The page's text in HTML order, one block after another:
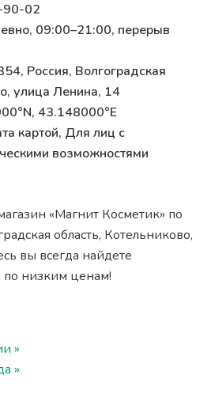
90-02
09:00–21:00, перерыв
Россия, Волгоградская
улица Ленина, 14
43.148000°E
картой, Для лиц с
возможностями
«Магнит Косметик» по
область, Котельниково,
вы всегда найдете
по низким ценам!
»
»